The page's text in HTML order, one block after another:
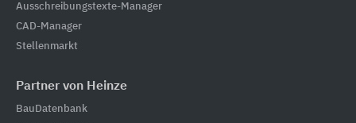
Ausschreibungstexte-Manager
CAD-Manager
Stellenmarkt
Partner von Heinze
BauDatenbank